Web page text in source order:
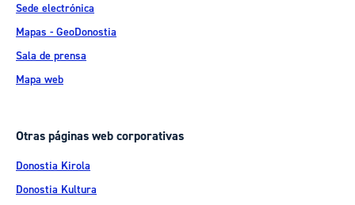
Sede electrónica
Mapas - GeoDonostia
Sala de prensa
Mapa web
Otras páginas web corporativas
Donostia Kirola
Donostia Kultura